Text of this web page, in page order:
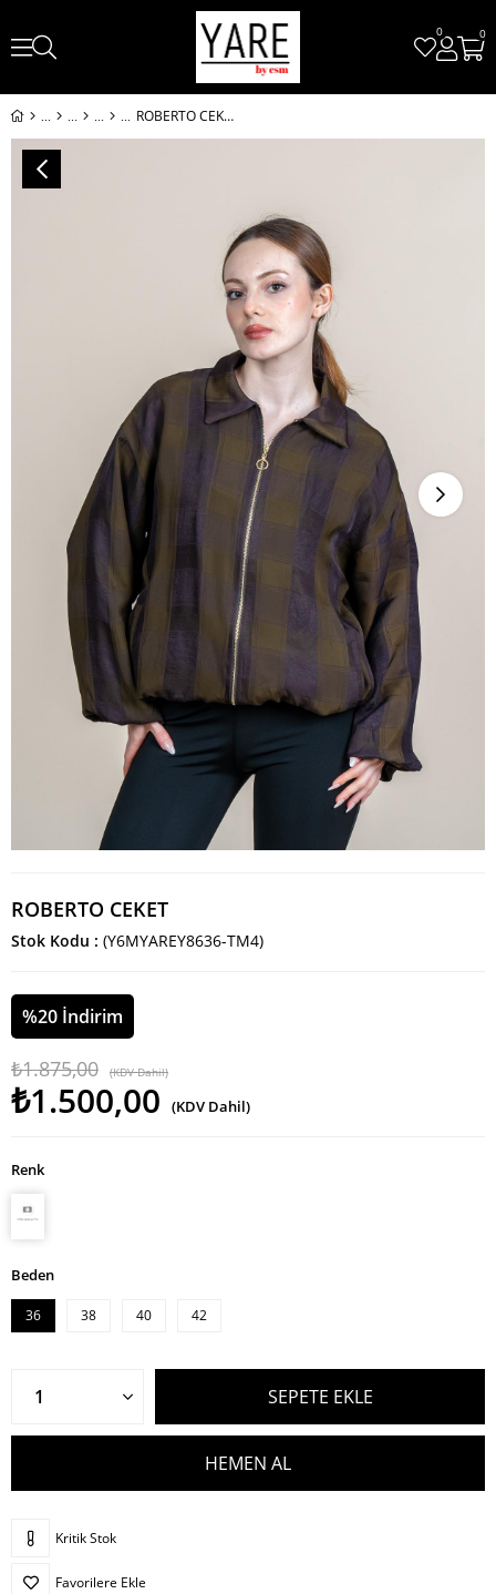
0
0
ROBERTO CEKET
ROBERTO CEKET
Stok Kodu (Y6MYAREY8636-TM4)
%20 İndirim
₺1.875,00 (KDV Dahil)
₺1.500,00 (KDV Dahil)
Renk
Beden
36 38 40 42
Kritik Stok
Favorilere Ekle